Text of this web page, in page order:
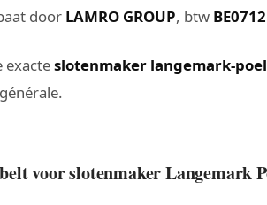
door LAMRO GROUP, btw
exacteslotenmaker langemark-
voor slotenmaker Langemark